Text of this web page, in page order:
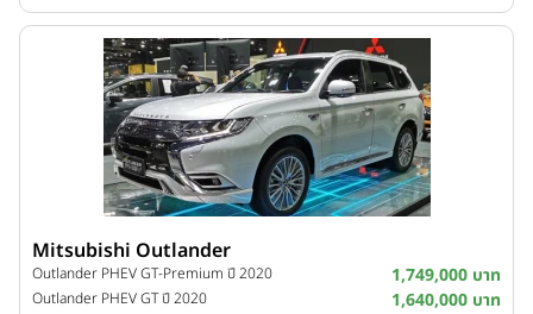
Mitsubishi Outlander
Outlander PHEV GT-Premium ปี 2020 1,749,000 บาท
Outlander PHEV GT ปี 2020 1,640,000 บาท